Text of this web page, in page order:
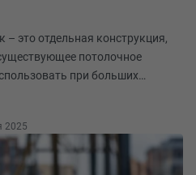
– это отдельная конструкция,
потолочное
при больших
плитой удобно размеща
2025